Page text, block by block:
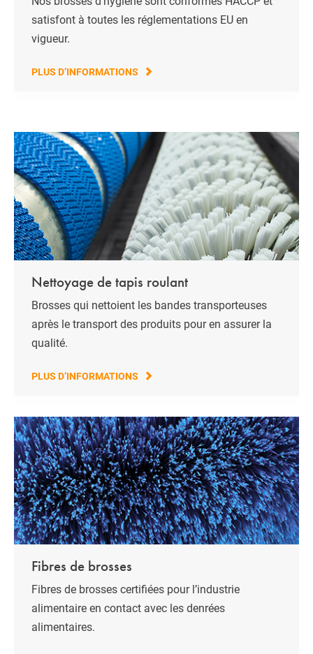
satisfont à toutes les réglementations EU en
vigueur.
PLUS D’INFORMATIONS
Nettoyage de tapis roulant
Brosses qui nettoient les bandes transporteuses
après le transport des produits pour en assurer la
qualité.
PLUS D’INFORMATIONS
Fibres de brosses
Fibres de brosses certifiées pour l’industrie
alimentaire en contact avec les denrées
alimentaires.